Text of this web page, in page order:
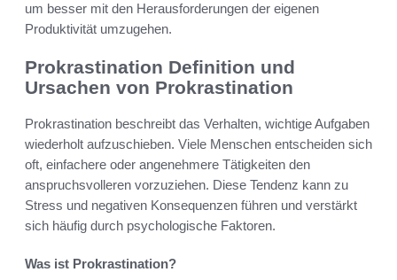
um besser mit den Herausforderungen der eigenen
Produktivität umzugehen.
Prokrastination Definition und
Ursachen von Prokrastination
Prokrastination beschreibt das Verhalten, wichtige Aufgaben
wiederholt aufzuschieben. Viele Menschen entscheiden sich
oft, einfachere oder angenehmere Tätigkeiten den
anspruchsvolleren vorzuziehen. Diese Tendenz kann zu
Stress und negativen Konsequenzen führen und verstärkt
sich häufig durch psychologische Faktoren.
Was ist Prokrastination?